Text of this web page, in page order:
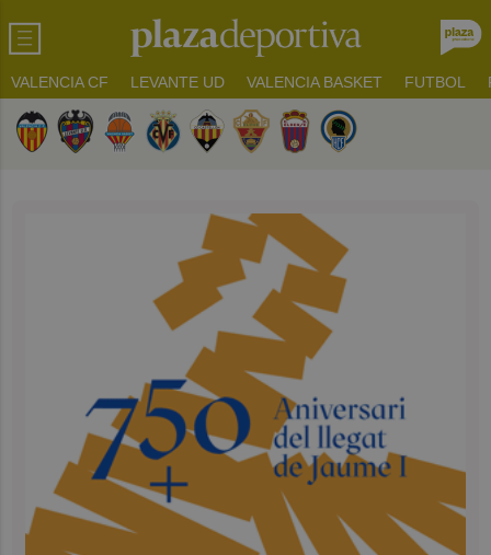
VALENCIA CF LEVANTE UD VALENCIA BASKET FUTBOL